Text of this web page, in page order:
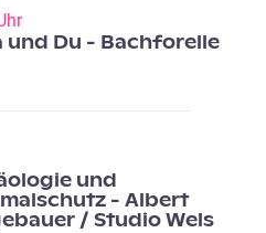
und Du - Bachforelle
und
- Albert
/ Studio Wels